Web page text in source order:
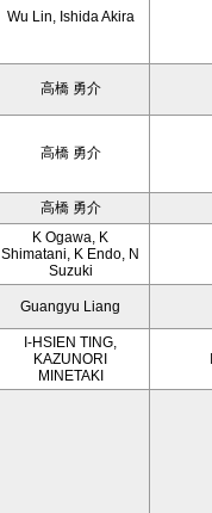
Wu Lin, Ishida Akira
高橋 勇介
高橋 勇介
高橋 勇介
K Ogawa, K
Shimatani, K Endo, N
Suzuki
Guangyu Liang
I-HSIEN TING,
KAZUNORI
MINETAKI